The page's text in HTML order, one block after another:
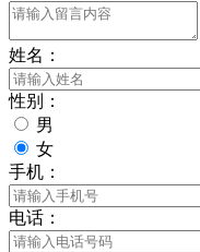
姓名：
性别：
男
女
手机：
电话：